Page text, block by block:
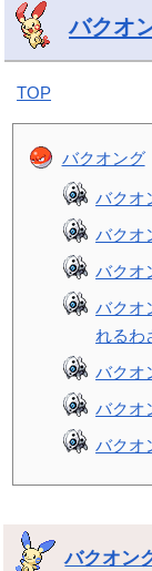
バクオ
TOP
バクオング
バクオ
バクオ
バクオ
バクオ
れるわ
バクオ
バクオ
バクオ
バクオン